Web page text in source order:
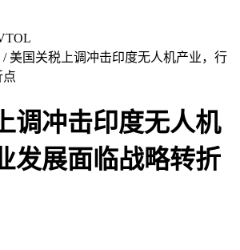
/ 美国关税上调冲击印度无人机产业，行
点
调冲击印度无人机
发展面临战略转折